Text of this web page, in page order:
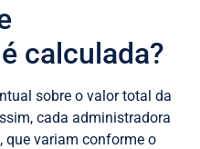
calculada?
sobre o valor total da
cada administradora
que variam conforme o